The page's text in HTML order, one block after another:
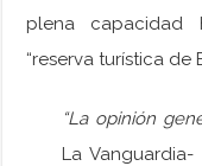
plena capacidad
“reserva turística de
“La opinión
La Vanguardia-